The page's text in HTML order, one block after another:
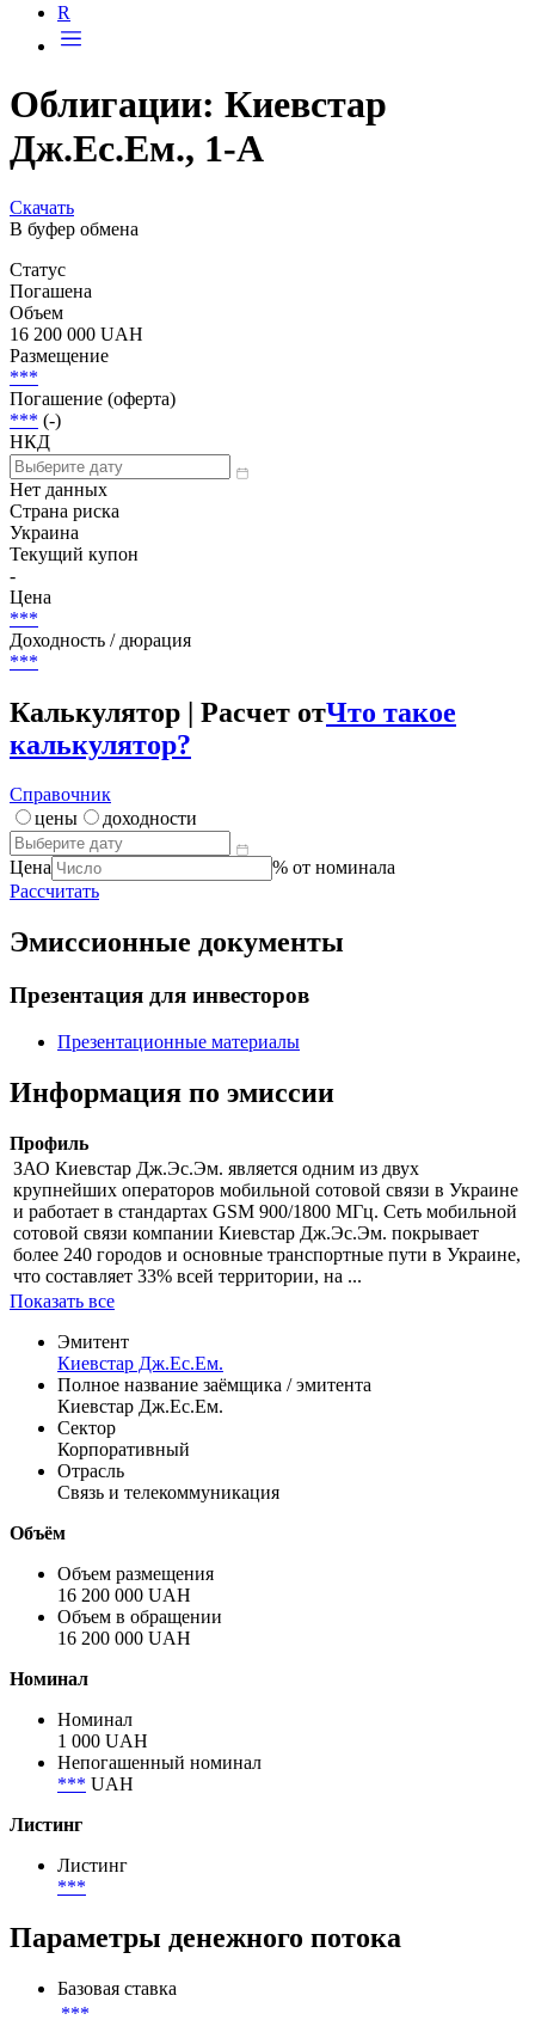
R
Облигации: Киевстар
Дж.Ес.Ем., 1-A
Скачать
В буфер обмена
Статус
Погашена
Объем
16 200 000 UAH
Размещение
***
Погашение (оферта)
*** (-)
НКД
Нет данных
Страна риска
Украина
Текущий купон
-
Цена
***
Доходность / дюрация
***
Калькулятор | Расчет отЧто такое
калькулятор?
Справочник
цены
доходности
Цена
% от номинала
Рассчитать
Эмиссионные документы
Презентация для инвесторов
Презентационные материалы
Информация по эмиссии
Профиль
ЗАО Киевстар Дж.Эс.Эм. является одним из двух
крупнейших операторов мобильной сотовой связи в Украине
и работает в стандартах GSM 900/1800 МГц. Сеть мобильной
сотовой связи компании Киевстар Дж.Эс.Эм. покрывает
более 240 городов и основные транспортные пути в Украине,
что составляет 33% всей территории, на ...
Показать все
Эмитент
Киевстар Дж.Ес.Ем.
Полное название заёмщика / эмитента
Киевстар Дж.Ес.Ем.
Сектор
Корпоративный
Отрасль
Связь и телекоммуникация
Объём
Объем размещения
16 200 000 UAH
Объем в обращении
16 200 000 UAH
Номинал
Номинал
1 000 UAH
Непогашенный номинал
*** UAH
Листинг
Листинг
***
Параметры денежного потока
Базовая ставка
***